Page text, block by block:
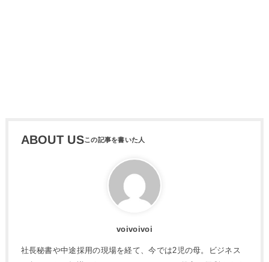
ABOUT US
voivoivoi
社長秘書や中途採用の現場を経て、今では2児の母。ビジネス